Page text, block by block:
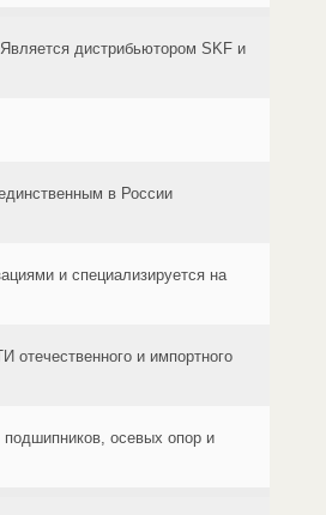
дистрибьютором SKF и
в России
и специализируется на
и импортного
подшипников, осевых опор и